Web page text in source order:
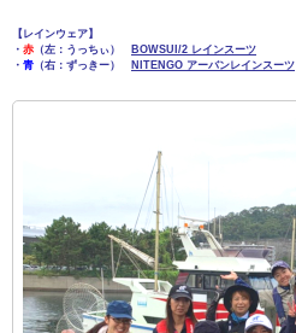
【レインウェア】
・ 赤 （左：うっちぃ）
BOWSUI/2 レインスーツ
・ 青 （右：ずっきー） NITENGO アーバンレインスーツ